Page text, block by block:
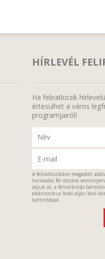
HÍRLEVÉL
Ha feliratkozik
értesülhet a város
programjairól!
A feliratkozáskor megadott
harmadik fél részére
adjuk át, a feliratkozás
elektronikus levél alján lévő
kattintással.